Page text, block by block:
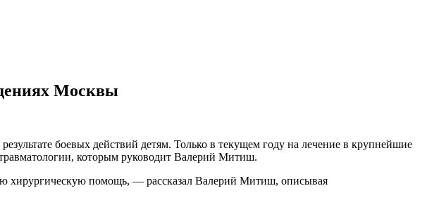
Москвы
боевых действий детям. Только в текущем году на лечение в крупнейшие
которым руководит Валерий Митиш.
хирургическую помощь, — рассказал Валерий Митиш, описывая